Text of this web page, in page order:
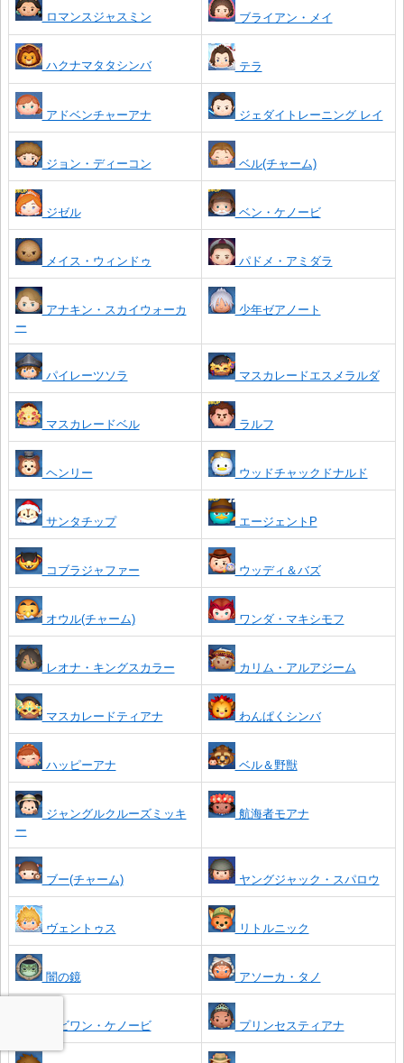
ロマンスジャスミン ブライアン・メイ
ハクナマタタシンバ テラ
アドベンチャーアナ ジェダイトレーニング レイ
ジョン・ディーコン ベル(チャーム)
ジゼル ベン・ケノービ
メイス・ウィンドゥ パドメ・アミダラ
アナキン・スカイウォーカ
ー
少年ゼアノート
パイレーツソラ マスカレードエスメラルダ
マスカレードベル ラルフ
ヘンリー ウッドチャックドナルド
サンタチップ エージェントP
コブラジャファー ウッディ＆バズ
オウル(チャーム) ワンダ・マキシモフ
レオナ・キングスカラー カリム・アルアジーム
マスカレードティアナ わんぱくシンバ
ハッピーアナ ベル＆野獣
ジャングルクルーズミッキ
ー
航海者モアナ
ブー(チャーム) ヤングジャック・スパロウ
ヴェントゥス リトルニック
闇の鏡 アソーカ・タノ
オビワン・ケノービ プリンセスティアナ